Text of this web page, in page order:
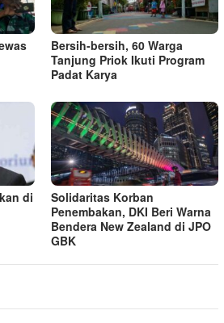
Bersih-bersih, 60 Warga
Tanjung Priok Ikuti Program
Padat Karya
di
Solidaritas Korban
Penembakan, DKI Beri Warna
Bendera New Zealand di JPO
GBK